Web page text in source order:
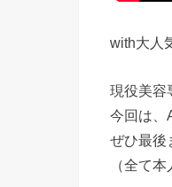
with大人
現役美容
今回は、
ぜひ最
（全て